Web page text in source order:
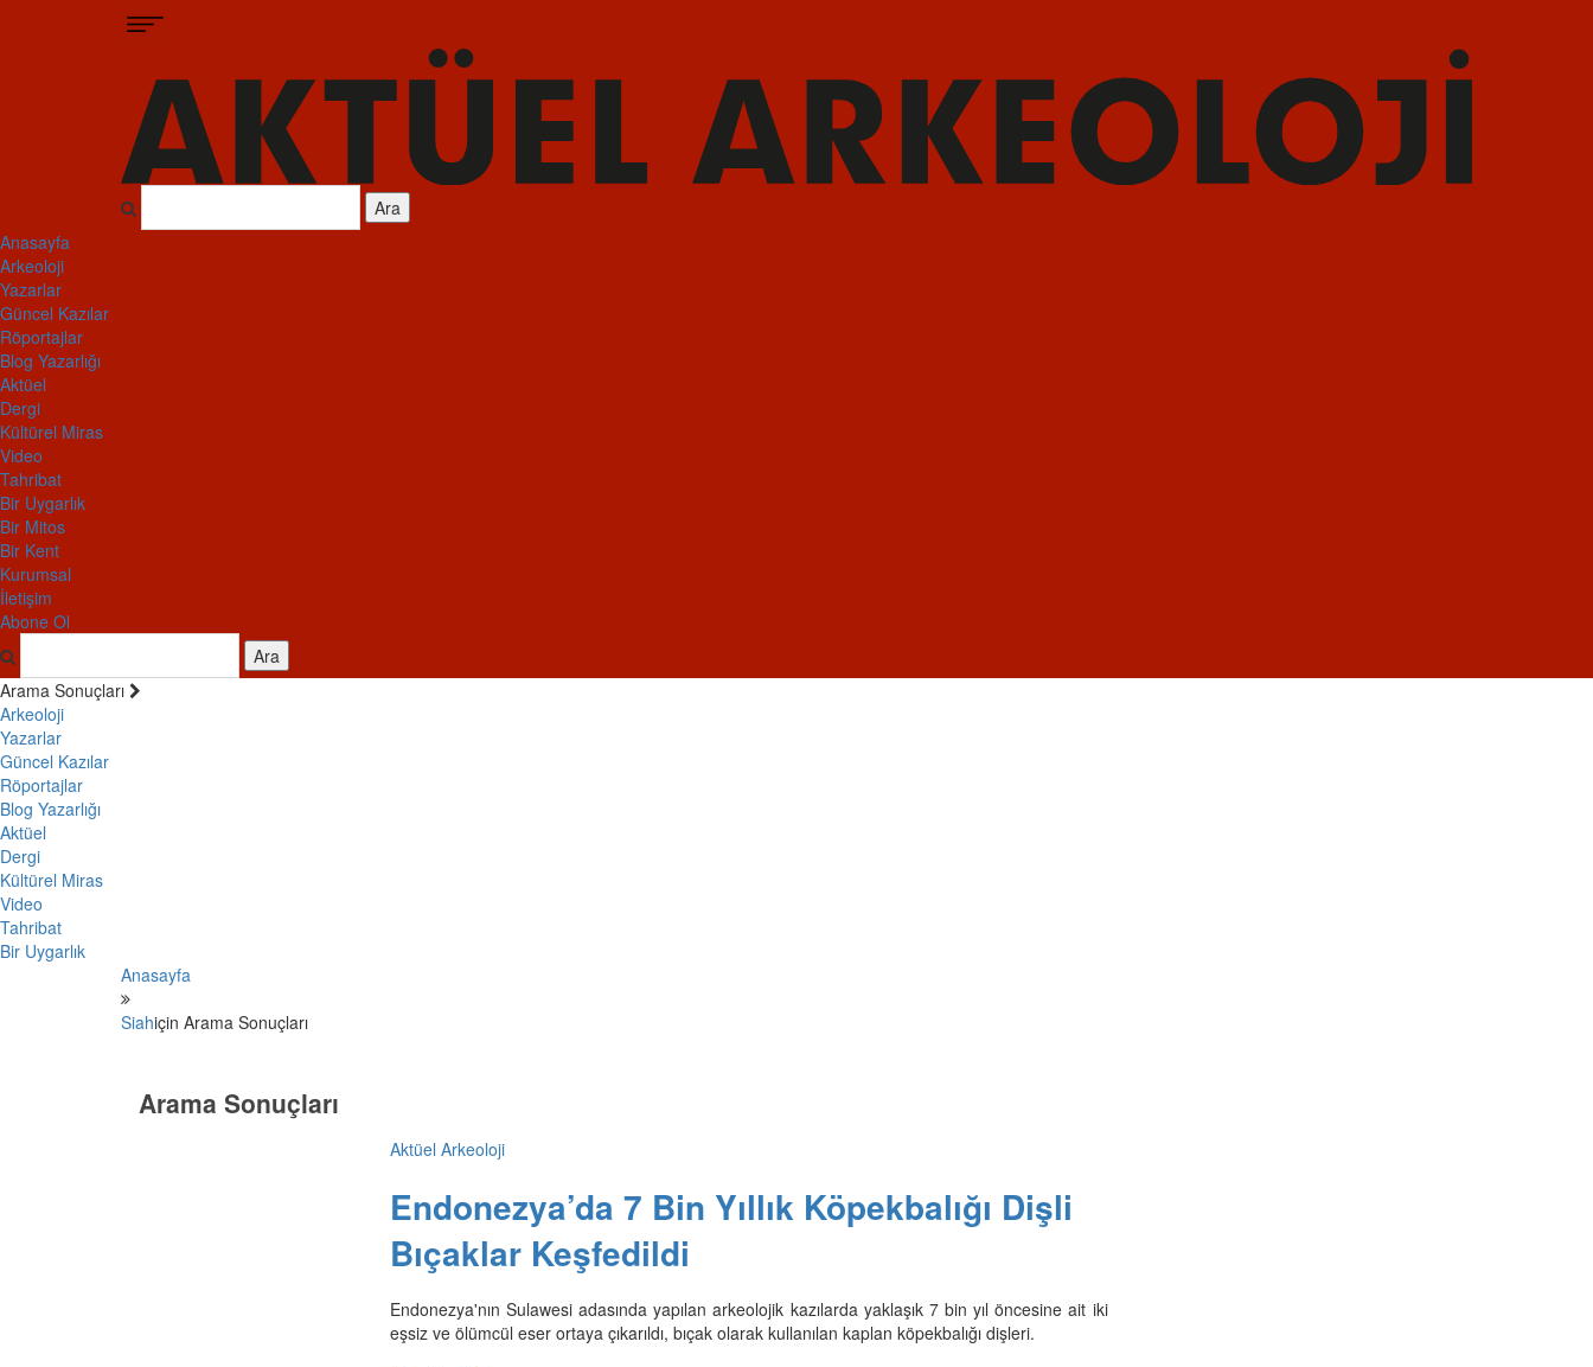
Ara
Anasayfa
Arkeoloji
Yazarlar
Güncel Kazılar
Röportajlar
Blog Yazarlığı
Aktüel
Dergi
Kültürel Miras
Video
Tahribat
Bir Uygarlık
Bir Mitos
Bir Kent
Kurumsal
İletişim
Abone Ol
Ara
Arama Sonuçları
Arkeoloji
Yazarlar
Güncel Kazılar
Röportajlar
Blog Yazarlığı
Aktüel
Dergi
Kültürel Miras
Video
Tahribat
Bir Uygarlık
Anasayfa
Siahiçin Arama Sonuçları
Arama Sonuçları
Aktüel Arkeoloji
Endonezya’da 7 Bin Yıllık Köpekbalığı Dişli
Bıçaklar Keşfedildi
Endonezya'nın Sulawesi adasında yapılan arkeolojik kazılarda yaklaşık 7 bin yıl öncesine ait iki
eşsiz ve ölümcül eser ortaya çıkarıldı, bıçak olarak kullanılan kaplan köpekbalığı dişleri.